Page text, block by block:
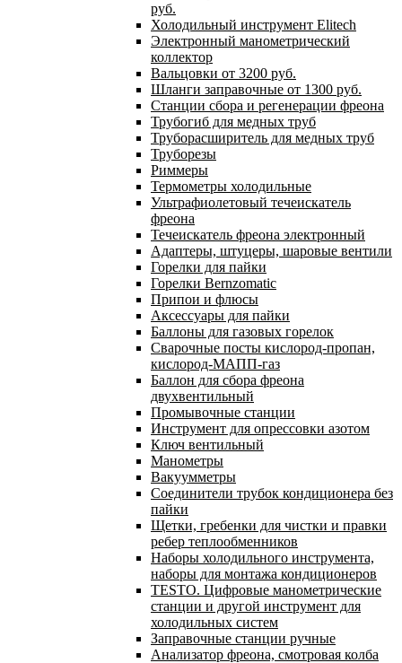
руб.
Холодильный инструмент Elitech
Электронный манометрический
коллектор
Вальцовки от 3200 руб.
Шланги заправочные от 1300 руб.
Станции сбора и регенерации фреона
Трубогиб для медных труб
Труборасширитель для медных труб
Труборезы
Риммеры
Термометры холодильные
Ультрафиолетовый течеискатель
фреона
Течеискатель фреона электронный
Адаптеры, штуцеры, шаровые вентили
Горелки для пайки
Горелки Bernzomatic
Припои и флюсы
Аксессуары для пайки
Баллоны для газовых горелок
Сварочные посты кислород-пропан,
кислород-МАПП-газ
Баллон для сбора фреона
двухвентильный
Промывочные станции
Инструмент для опрессовки азотом
Ключ вентильный
Манометры
Вакуумметры
Соединители трубок кондиционера без
пайки
Щетки, гребенки для чистки и правки
ребер теплообменников
Наборы холодильного инструмента,
наборы для монтажа кондиционеров
TESTO. Цифровые манометрические
станции и другой инструмент для
холодильных систем
Заправочные станции ручные
Анализатор фреона, смотровая колба